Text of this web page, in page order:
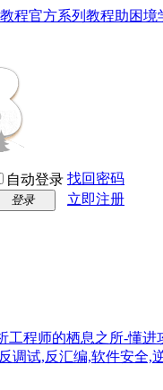
程官方系列教程助困境
自动登录 找回密码
登录 立即注册
工程师的栖息之所-懂进
调试,反汇编,软件安全,